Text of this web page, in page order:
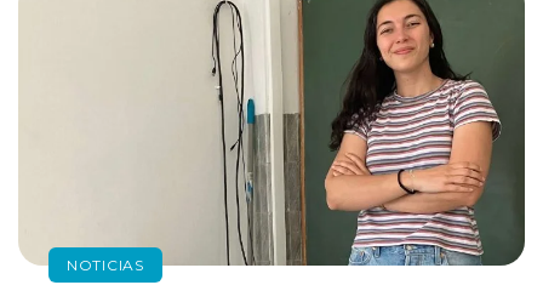
NOTICIAS